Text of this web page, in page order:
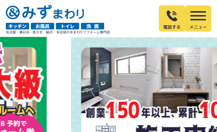
名古屋・春日井・長久手・稲沢・多治見の水まわりリフォーム専門店
電話する